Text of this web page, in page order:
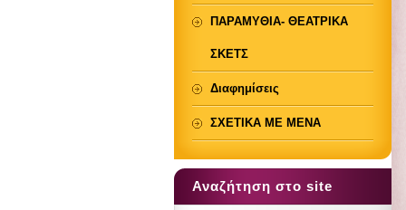
ΠΑΡΑΜΥΘΙΑ- ΘΕΑΤΡΙΚΑ
ΣΚΕΤΣ
Διαφημίσεις
ΣΧΕΤΙΚΑ ΜΕ ΜΕΝΑ
Αναζήτηση στο site